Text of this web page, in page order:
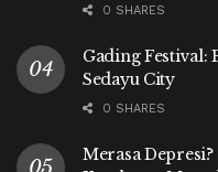
0 SHARES
Gading Festival:
Sedayu City
0 SHARES
Merasa